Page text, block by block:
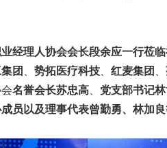
经理人协会会长段余应一行莅
团 势拓医疗科技 红麦集团
名誉会长苏忠高 党支部书记
员以及理事代表曾勤勇、林加